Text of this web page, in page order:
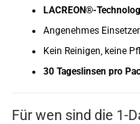
LACREON®-
Angenehmes
Kein Reinigen, keine
30 Tageslinsen pro
Für wen sind die 1-